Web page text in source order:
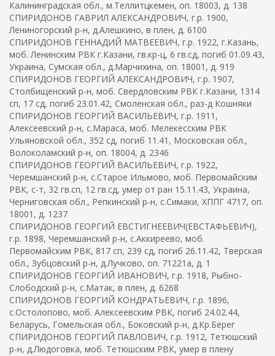
Калининградская обл., м.Теллитцкемен, оп. 18003, д. 138
СПИРИДОНОВ ГАВРИЛ АЛЕКСАНДРОВИЧ, г.р. 1900,
Лениногорский р-н, д.Алешкино, в плен, д. 6100
СПИРИДОНОВ ГЕННАДИЙ МАТВЕЕВИЧ, г.р. 1922, г.Казань,
моб. Ленинским РВК г.Казани, гв.кр-ц, 6 гв.сд, погиб 01.09.43,
Украина, Сумская обл., д.Марчихина, оп. 18001, д. 919
СПИРИДОНОВ ГЕОРГИЙ АЛЕКСАНДРОВИЧ, г.р. 1907,
Столбищенский р-н, моб. Свердловским РВК г.Казани, 1314
сп, 17 сд, погиб 23.01.42, Смоленская обл., раз-д Кошняки
СПИРИДОНОВ ГЕОРГИЙ ВАСИЛЬЕВИЧ, г.р. 1911,
Алексеевский р-н, с.Мараса, моб. Мелекесским РВК
Ульяновской обл., 352 сд, погиб 11.41, Московская обл.,
Волоколамский р-н, оп. 18004, д. 2346
СПИРИДОНОВ ГЕОРГИЙ ВАСИЛЬЕВИЧ, г.р. 1922,
Черемшанский р-н, с.Старое Ильмово, моб. Первомайским
РВК, с-т, 32 гв.сп, 12 гв.сд, умер от ран 15.11.43, Украина,
Черниговская обл., Репкинский р-н, с.Симаки, ХППГ 4717, оп.
18001, д. 1237
СПИРИДОНОВ ГЕОРГИЙ ЕВСТИГНЕЕВИЧ(ЕВСТАФЬЕВИЧ),
г.р. 1898, Черемшанский р-н, с.Аккиреево, моб.
Первомайским РВК, 817 сп, 239 сд, погиб 26.11.42, Тверская
обл., Зубцовский р-н, д.Лучково, оп. 71221а, д. 1
СПИРИДОНОВ ГЕОРГИЙ ИВАНОВИЧ, г.р. 1918, Рыбно-
Слободский р-н, с.Матак, в плен, д. 6268
СПИРИДОНОВ ГЕОРГИЙ КОНДРАТЬЕВИЧ, г.р. 1896,
с.Остолопово, моб. Алексеевским РВК, погиб 24.02.44,
Беларусь, Гомельская обл., Боковский р-н, д.Кр.Берег
СПИРИДОНОВ ГЕОРГИЙ ПАВЛОВИЧ, г.р. 1912, Тетюшский
р-н, д.Людоговка, моб. Тетюшским РВК, умер в плену